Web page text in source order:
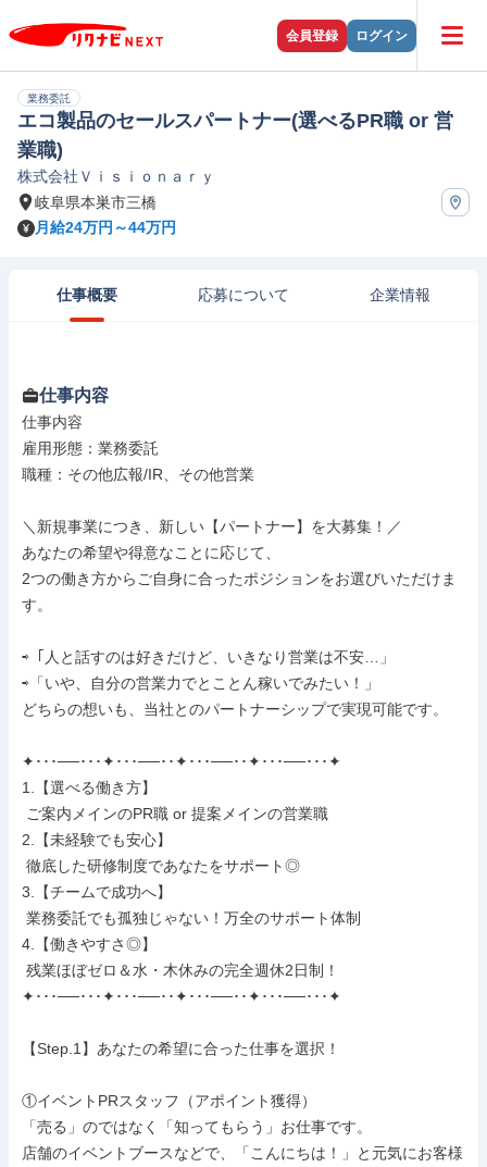
会員登録 ログイン
業務委託
エコ製品のセールスパートナー(選べるPR職 or 営
業職)
株式会社Ｖｉｓｉｏｎａｒｙ
岐阜県本巣市三橋
月給24万円～44万円
仕事概要 応募について 企業情報
仕事内容
仕事内容
雇用形態：業務委託
職種：その他広報/IR、その他営業
＼新規事業につき、新しい【パートナー】を大募集！／
あなたの希望や得意なことに応じて、
2つの働き方からご自身に合ったポジションをお選びいただけま
す。
⇨「人と話すのは好きだけど、いきなり営業は不安…」
⇨「いや、自分の営業力でとことん稼いでみたい！」
どちらの想いも、当社とのパートナーシップで実現可能です。
✦･･･──･･･✦･･･──･･✦･･･──･･✦･･･──･･･✦
1.【選べる働き方】
2.【未経験でも安心】
3.【チームで成功へ】
4.【働きやすさ◎】
✦･･･──･･･✦･･･──･･✦･･･──･･✦･･･──･･･✦
【Step.1】あなたの希望に合った仕事を選択！
①イベントPRスタッフ（アポイント獲得）
「売る」のではなく「知ってもらう」お仕事です。
店舗のイベントブースなどで、「こんにちは！」と元気にお客様